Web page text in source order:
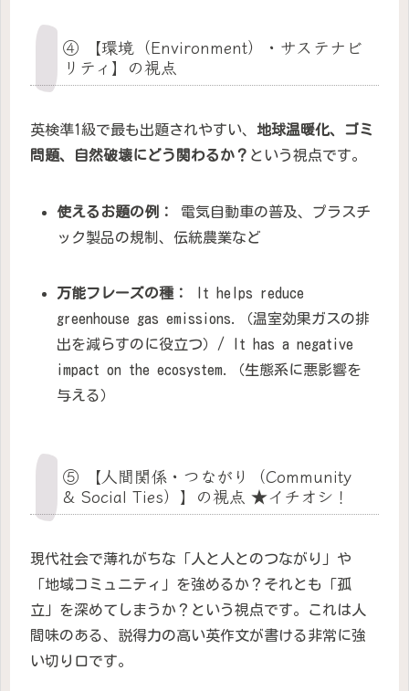
④ 【環境（Environment）・サステナビ
リティ】の視点
英検準1級で最も出題されやすい、 地球温暖化、ゴミ
問題、自然破壊にどう関わるか？ という視点です。
使えるお題の例：
電気自動車の普及、プラスチ
ック製品の規制、伝統農業など
万能フレーズの種：
It helps reduce
greenhouse gas emissions.（温室効果ガスの排
出を減らすのに役立つ）/ It has a negative
impact on the ecosystem.（生態系に悪影響を
与える）
⑤ 【人間関係・つながり（Community
& Social Ties）】の視点 ★イチオシ！
現代社会で薄れがちな「人と人とのつながり」や
「地域コミュニティ」を強めるか？それとも「孤
立」を深めてしまうか？という視点です。これは人
間味のある、説得力の高い英作文が書ける非常に強
い切り口です。